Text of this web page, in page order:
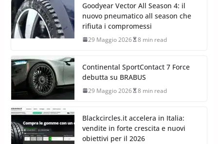
Goodyear Vector All Season 4: il
nuovo pneumatico all season che
rifiuta i compromessi
29 Maggio 2026 8 min read
Continental SportContact 7 Force
debutta su BRABUS
29 Maggio 2026 8 min read
Blackcircles.it accelera in Italia:
vendite in forte crescita e nuovi
obiettivi per il 2026